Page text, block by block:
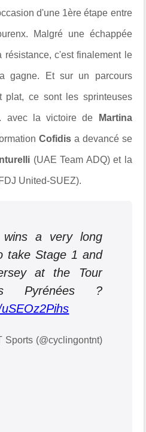
d'une 1ère étape entre
Malgré une échappée
c'est finalement le
gagne. Et sur un parcours
plat, ce sont les sprinteuses
avec la victoire de Martina
Cofidis a devancé se
(UAE Team ADQ) et la
United-SUEZ).
wins a very long
take Stage 1 and
at the Tour
Pyrénées ?
(@cyclingontnt)